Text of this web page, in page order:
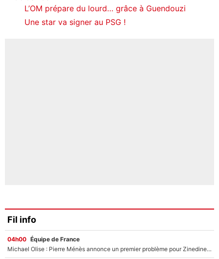
L’OM prépare du lourd… grâce à Guendouzi
Une star va signer au PSG !
Fil info
04h00 Équipe de France
Michael Olise : Pierre Ménès annonce un premier problème pour Zinedine Zidane en équipe de France